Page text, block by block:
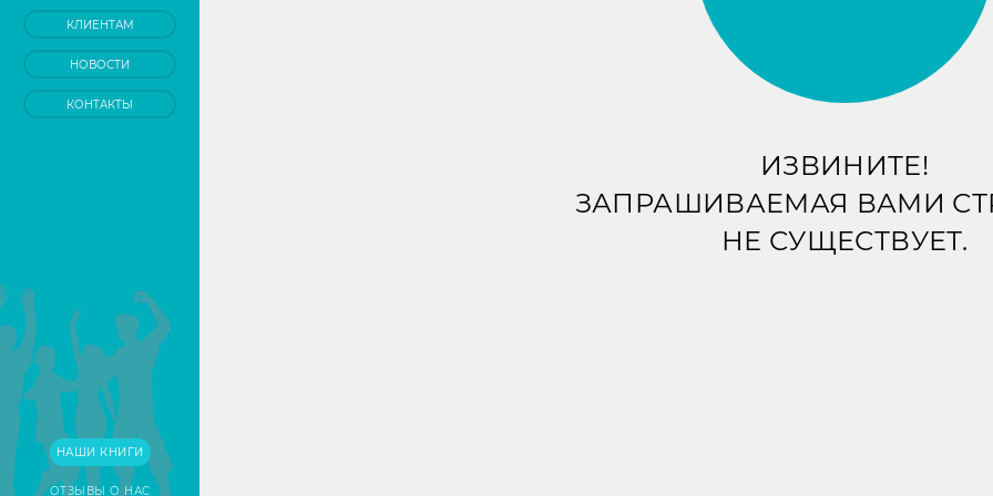
КЛИЕНТАМ
НОВОСТИ
КОНТАКТЫ
НАШИ КНИГИ
ОТЗЫВЫ О НАС
ИЗВИНИТЕ!
ЗАПРАШИВАЕМАЯ ВАМИ
НЕ СУЩЕСТВУЕТ.